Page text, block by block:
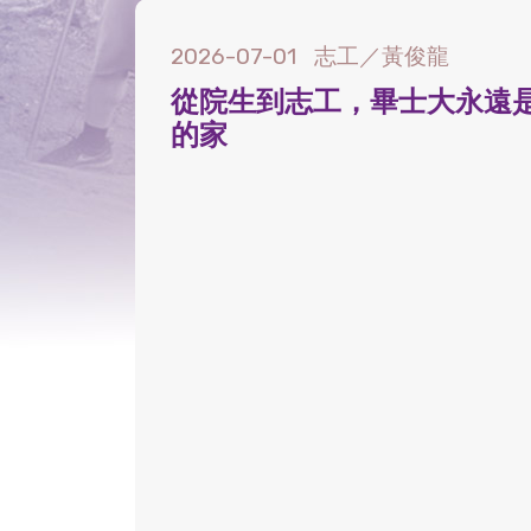
2026-07-01 志工／黃俊龍
從院生到志工，畢士大永遠
的家